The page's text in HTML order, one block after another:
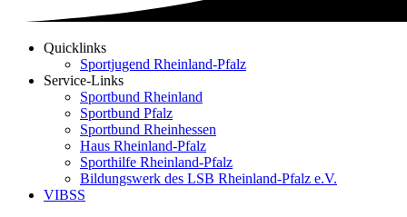
SEO
Navigation
Quicklinks
Sportjugend Rheinland-Pfalz
Service-Links
Sportbund Rheinland
Sportbund Pfalz
Sportbund Rheinhessen
Haus Rheinland-Pfalz
Sporthilfe Rheinland-Pfalz
Bildungswerk des LSB Rheinland-Pfalz e.V.
VIBSS